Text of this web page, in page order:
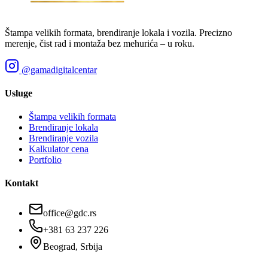
Štampa velikih formata, brendiranje lokala i vozila. Precizno
merenje, čist rad i montaža bez mehurića – u roku.
@gamadigitalcentar
Usluge
Štampa velikih formata
Brendiranje lokala
Brendiranje vozila
Kalkulator cena
Portfolio
Kontakt
office@gdc.rs
+381 63 237 226
Beograd, Srbija